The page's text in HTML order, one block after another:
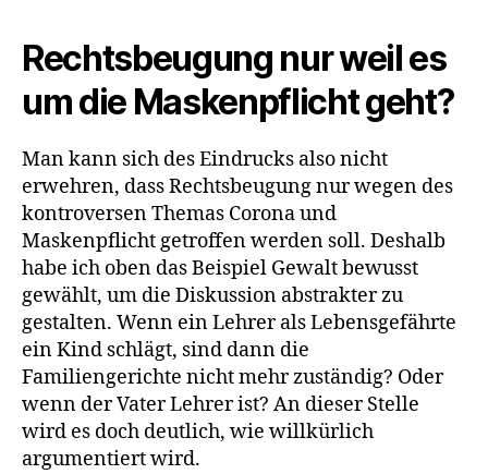
Rechtsbeugung nur weil es
um die Maskenpflicht geht?
Man kann sich des Eindrucks also nicht
erwehren, dass Rechtsbeugung nur wegen des
kontroversen Themas Corona und
Maskenpflicht getroffen werden soll. Deshalb
habe ich oben das Beispiel Gewalt bewusst
gewählt, um die Diskussion abstrakter zu
gestalten. Wenn ein Lehrer als Lebensgefährte
ein Kind schlägt, sind dann die
Familiengerichte nicht mehr zuständig? Oder
wenn der Vater Lehrer ist? An dieser Stelle
wird es doch deutlich, wie willkürlich
argumentiert wird.